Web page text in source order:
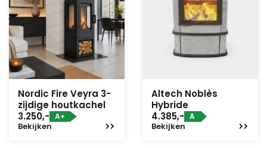
Nordic Fire Veyra 3-
zijdige houtkachel
3.250,- A+
Bekijken
Altech Noblès
Hybride
4.385,- A
Bekijken